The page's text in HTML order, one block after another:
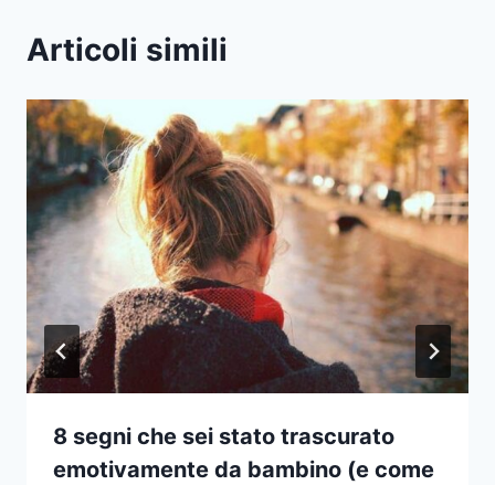
Articoli simili
8 segni che sei stato trascurato
emotivamente da bambino (e come